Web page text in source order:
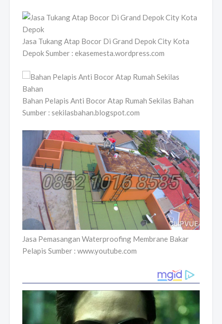
Jasa Tukang Atap Bocor Di Grand Depok City Kota
Depok Sumber : ekasemesta.wordpress.com
Bahan Pelapis Anti Bocor Atap Rumah Sekilas Bahan
Sumber : sekilasbahan.blogspot.com
Jasa Pemasangan Waterproofing Membrane Bakar
Pelapis Sumber : www.youtube.com